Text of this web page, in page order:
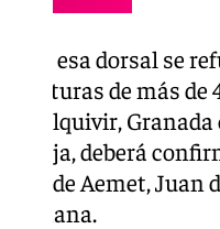
que esa dorsal se
de más
deberá
de Aemet,
semana.